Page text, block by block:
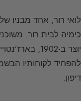
לואי רור, אחד מבניו
כימיה לבית רור.
יוצר ב-1902,
להפחיד לקוחותיו
דיפון.